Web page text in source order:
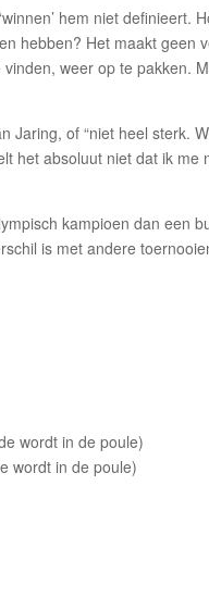
hem niet definieert.
hebben? Het maakt geen
vinden, weer op te pakken.
Jaring, of “niet heel sterk.
het absoluut niet dat ik
kampioen dan een
is met andere
wordt in de poule)
wordt in de poule)